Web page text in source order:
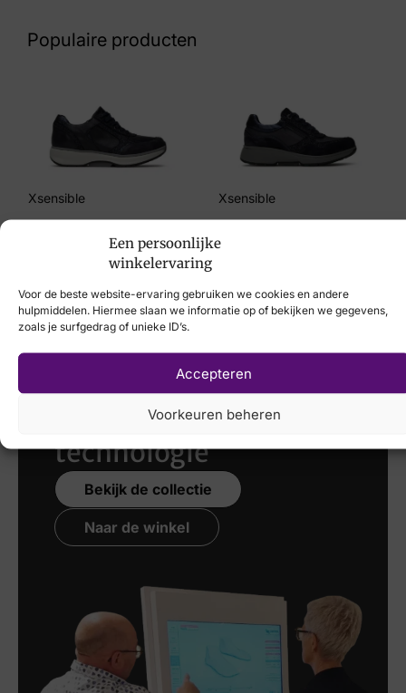
Een persoonlijke
winkelervaring
Voor de beste website-ervaring gebruiken we cookies en andere
hulpmiddelen. Hiermee slaan we informatie op of bekijken we gegevens,
zoals je surfgedrag of unieke ID’s.
Accepteren
Voorkeuren beheren
Merk
Hartjes
Artikelnummer
162.1121/34 23.23
Populaire producten
Xsensible
Xsensible
Laat uw voeten
met de
nieuwste 3D
technologie
Bekijk de collectie
Naar de winkel